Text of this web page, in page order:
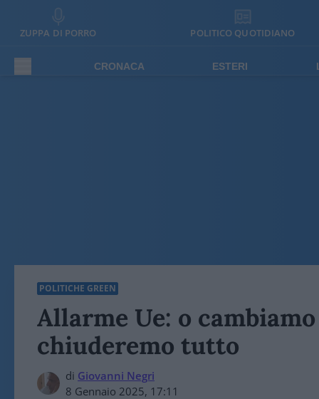
ZUPPA DI PORRO POLITICO QUOTIDIANO
CRONACA ESTERI
POLITICHE GREEN
Allarme Ue: o
chiuderemo tutto
di Giovanni Negri
8 Gennaio 2025, 17:11